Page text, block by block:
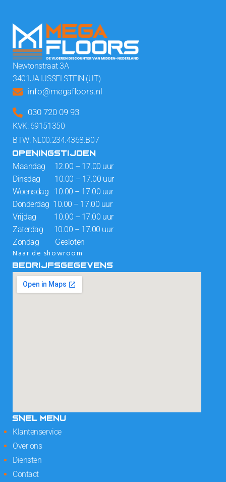
Newtonstraat 3A
3401JA IJSSELSTEIN (UT)
info@megafloors.nl
030 720 09 93
KVK: 69151350
BTW: NL00.234.4368.B07
OPENINGSTIJDEN
Maandag 12.00 – 17.00 uur
Dinsdag 10.00 – 17.00 uur
Woensdag 10.00 – 17.00 uur
Donderdag 10.00 – 17.00 uur
Vrijdag 10.00 – 17.00 uur
Zaterdag 10.00 – 17.00 uur
Zondag Gesloten
Naar de showroom
BEDRIJFSGEGEVENS
SNEL MENU
Klantenservice
Over ons
Diensten
Contact